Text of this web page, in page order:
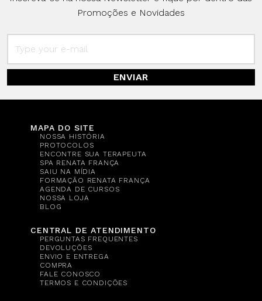
Promoções e Novidades
ENVIAR
MAPA DO SITE
NOSSA HISTÓRIA
PROTOCOLOS
ENCONTRE SUA TERAPEUTA
SPA RENATA FRANÇA
SAIU NA MÍDIA
FORMAÇÃO RENATA FRANÇA
AGENDA DE CURSOS
NOSSA LOJA
BLOG
CENTRAL DE ATENDIMENTO
PERGUNTAS FREQUENTES
DEVOLUÇÕES
ENVIO E ENTREGA
COMPRA
FALE CONOSCO
TERMOS E CONDIÇÕES